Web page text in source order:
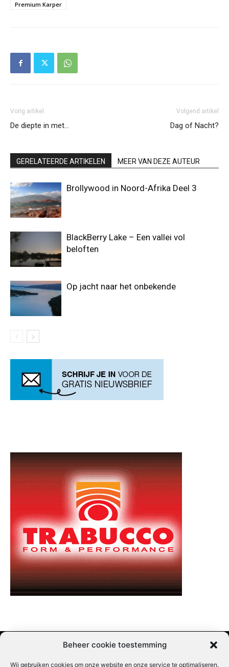
Beheer cookie toestemming
Wij gebruiken cookies om onze website en onze service te optimaliseren.
Premium Karper
Vorig artikel
De diepte in met…
Volgend artikel
Dag of Nacht?
GERELATEERDE ARTIKELEN MEER VAN DEZE AUTEUR
Brollywood in Noord-Afrika Deel 3
BlackBerry Lake – Een vallei vol
beloften
Op jacht naar het onbekende